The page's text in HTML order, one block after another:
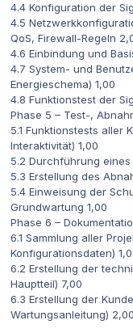
4.4 Konfiguration der
4.5
QoS, Firewall-Regeln
4.6 Einbindung und
4.7 System- und
Energieschema) 1,00
4.8 Funktionstest der
Phase 5 – Test-,
5.1 Funktionstests aller
Interaktivität) 1,00
5.2 Durchführung
5.3 Erstellung des
5.4 Einweisung der
Grundwartung 1,00
Phase 6 –
6.1 Sammlung aller
Konfigurationsdaten)
6.2 Erstellung der
Hauptteil) 7,00
6.3 Erstellung der
Wartungsanleitung) 2,00